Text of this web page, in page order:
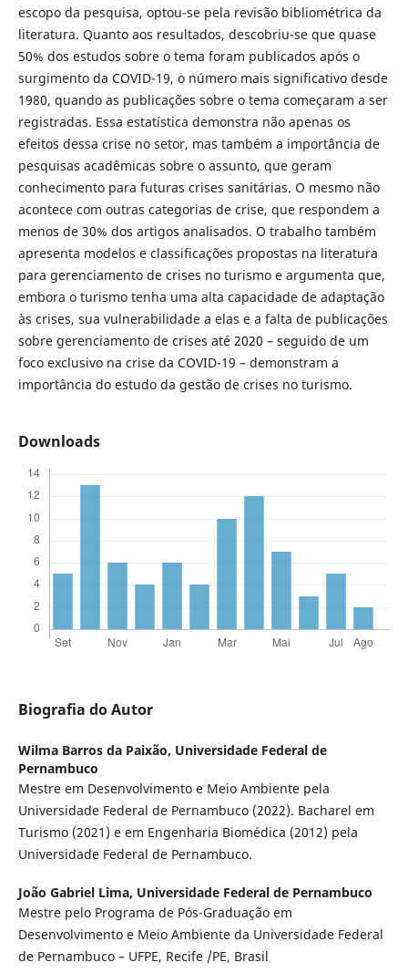
escopo da pesquisa, optou-se pela revisão bibliométrica da
literatura. Quanto aos resultados, descobriu-se que quase
50% dos estudos sobre o tema foram publicados após o
surgimento da COVID-19, o número mais significativo desde
1980, quando as publicações sobre o tema começaram a ser
registradas. Essa estatística demonstra não apenas os
efeitos dessa crise no setor, mas também a importância de
pesquisas acadêmicas sobre o assunto, que geram
conhecimento para futuras crises sanitárias. O mesmo não
acontece com outras categorias de crise, que respondem a
menos de 30% dos artigos analisados. O trabalho também
apresenta modelos e classificações propostas na literatura
para gerenciamento de crises no turismo e argumenta que,
embora o turismo tenha uma alta capacidade de adaptação
às crises, sua vulnerabilidade a elas e a falta de publicações
sobre gerenciamento de crises até 2020 – seguido de um
foco exclusivo na crise da COVID-19 – demonstram a
importância do estudo da gestão de crises no turismo.
Downloads
Biografia do Autor
Wilma Barros da Paixão, Universidade Federal de
Pernambuco
Mestre em Desenvolvimento e Meio Ambiente pela
Universidade Federal de Pernambuco (2022). Bacharel em
Turismo (2021) e em Engenharia Biomédica (2012) pela
Universidade Federal de Pernambuco.
João Gabriel Lima, Universidade Federal de Pernambuco
Mestre pelo Programa de Pós-Graduação em
Desenvolvimento e Meio Ambiente da Universidade Federal
de Pernambuco – UFPE, Recife /PE, Brasil